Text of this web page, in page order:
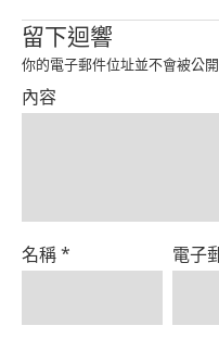
留下迴響
你的電子郵件位址並不會被公開
內容
名稱* 電子